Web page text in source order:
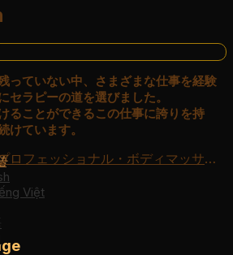
Việt
っていない中、さまざまな仕事を経験
セラピーの道を選びました。
ることができるこの仕事に誇りを持
けています。
ロフェッショナル・ボディマッサー